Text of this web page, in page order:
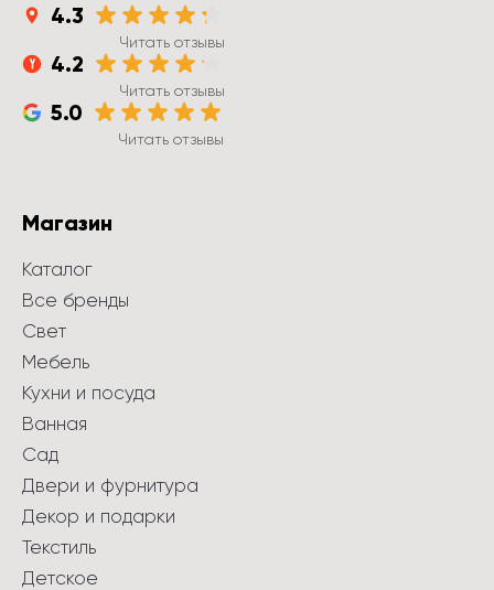
4.3
Читать отзывы
4.2
Читать отзывы
5.0
Читать отзывы
Магазин
Каталог
Все бренды
Свет
Мебель
Кухни и посуда
Ванная
Сад
Двери и фурнитура
Декор и подарки
Текстиль
Детское